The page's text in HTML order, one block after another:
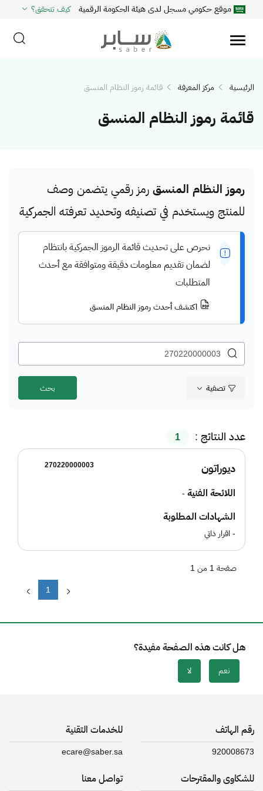
موقع حكومي مسجل لدى هيئة الحكومة الرقمية كيف تتحقق؟
الرئيسية مركز المعرفة قائمة رموز النظام المنسق
قائمة رموز النظام المنسق
رموز النظام المنسق رمز رقمي يتضمن وصف
للمنتج ويستخدم في تصنيفه وتحديد تعرفته الجمركية
نحرص على تحديث قائمة الرموز الجمركية بانتظام
لضمان تقديم معلومات دقيقة ومتوافقة مع أحدث
المتطلبات
اكتشف أحدث رموز النظام المنسق
تصفية
عدد النتائج : 1
270220000003 ديوراتون
اللائحة الفنية -
الشهادات المطلوبة
- اقرار ذاتي
1
صفحة 1 من 1
هل كانت هذه الصفحة مفيدة؟
نعم لا
رقم الهاتف
920008673
للخدمات التقنية
ecare@saber.sa
للشكاوى والمقترحات تواصل معنا